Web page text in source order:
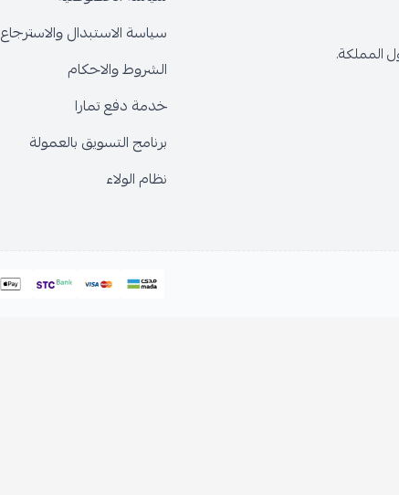
سياسة الاستبدال والاسترجاع
الشروط والاحكام
خدمة دفع تمارا
برنامج التسويق بالعمولة
نظام الولاء